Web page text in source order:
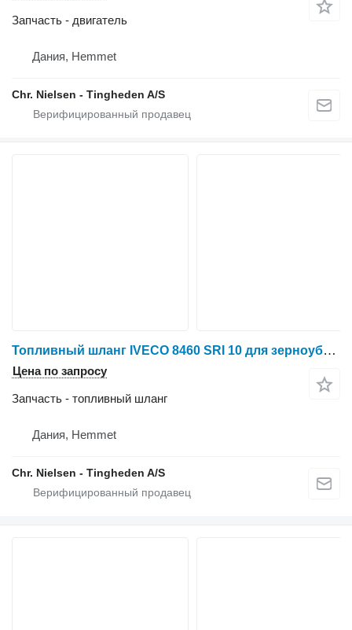
Запчасть - двигатель
Дания, Hemmet
Chr. Nielsen - Tingheden A/S
Топливный шланг IVECO 8460 SRI 10 для зерноуборочного комбайна New Holland TX68
Цена по запросу
Запчасть - топливный шланг
Дания, Hemmet
Chr. Nielsen - Tingheden A/S